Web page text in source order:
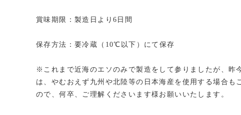
賞味期限：製造日より6日間
保存方法：要冷蔵（10℃以下）にて保存
※これまで近海のエソのみで製造をして参りましたが、昨
は、やむおえず九州や北陸等の日本海産を使用する場合
ので、何卒、ご理解くださいます様お願いいたします。